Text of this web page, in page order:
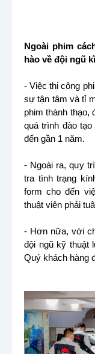
Ngoài phim
hào về đội ngũ
- Việc thi công
sự tận tâm và tỉ
phim thành thạo,
quá trình đào
đến gần 1 năm.
- Ngoài ra, quy
tra tình trạng
form cho đến
thuật viên phải
- Hơn nữa, với
đội ngũ kỹ thuật
Quý khách hàng